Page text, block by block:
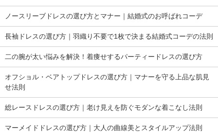
ノースリーブドレスの選び方とマナー｜結婚式のお呼ばれコーデ
長袖ドレスの選び方｜羽織り不要で1枚で決まる結婚式コーデの法則
二の腕が太い悩みを解決！着痩せするパーティードレスの選び方
オフショル・ベアトップドレスの選び方｜マナーを守る上品な肌見
せ法則
総レースドレスの選び方｜老け見えを防ぐモダンな着こなし法則
マーメイドドレスの選び方｜大人の曲線美とスタイルアップ法則